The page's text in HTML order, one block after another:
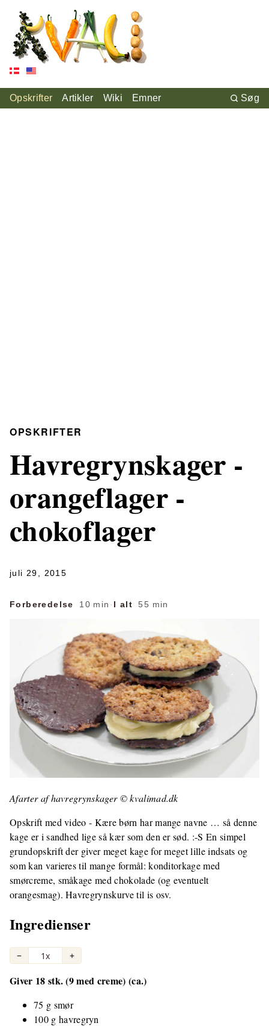
Opskrifter Artikler Wiki Emner Søg
OPSKRIFTER
Havregrynskager -
orangeflager -
chokoflager
juli 29, 2015
Forberedelse 10 min · I alt 55 min
Afarter af havregrynskager © kvalimad.dk
Opskrift med video - Kære børn har mange navne … så denne
kage er i sandhed lige så kær som den er sød. :-S En simpel
grundopskrift der giver meget kage for meget lille indsats og
som kan varieres til mange formål: konditorkage med
smørcreme, småkage med chokolade (og eventuelt
orangesmag). Havregrynskurve til is osv.
Ingredienser
− 1x +
Giver 18 stk. (9 med creme) (ca.)
75 g smør
100 g havregryn